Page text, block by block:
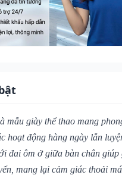
mẫu giày thể thao mang
hoạt động hàng ngày lẫn
đai ôm ở giữa bàn chân giúp
mang lại cảm giác thoải